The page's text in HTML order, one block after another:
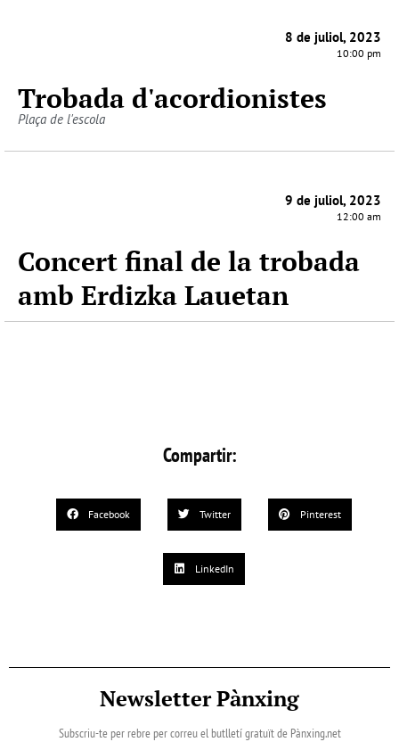
8 de juliol, 2023
10:00 pm
Trobada d'acordionistes
Plaça de l'escola
9 de juliol, 2023
12:00 am
Concert final de la trobada
amb Erdizka Lauetan
Compartir:
Facebook Twitter Pinterest
LinkedIn
Newsletter Pànxing
Subscriu-te per rebre per correu el butlletí gratuït de Pànxing.net​